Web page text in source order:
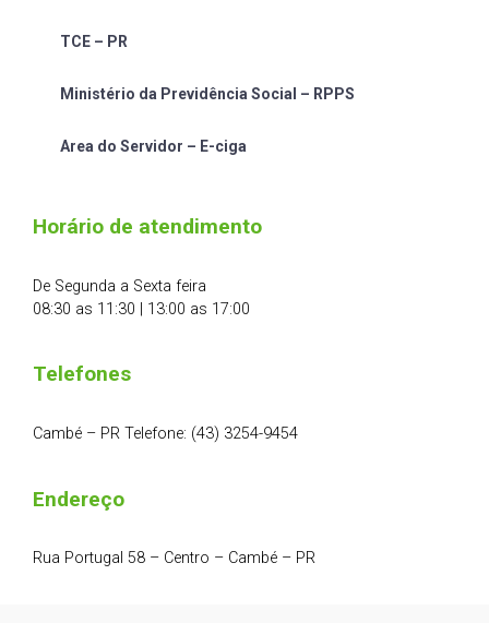
TCE – PR
Ministério da Previdência Social – RPPS
Area do Servidor – E-ciga
Horário de atendimento
De Segunda a Sexta feira
08:30 as 11:30 | 13:00 as 17:00
Telefones
Cambé – PR Telefone: (43) 3254-9454
Endereço
Rua Portugal 58 – Centro – Cambé – PR